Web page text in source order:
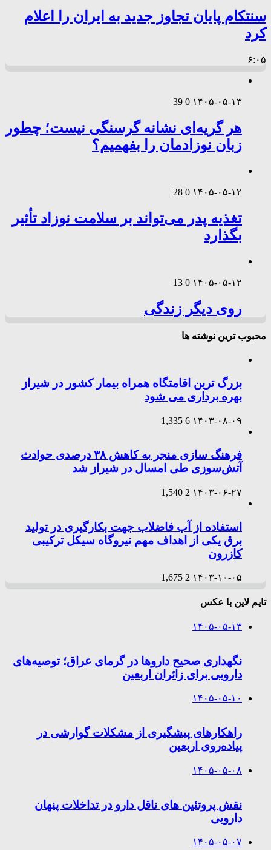
سنتکام پایان تجاوز جدید به ایران را اعلام
کرد
۶:۰۵
۱۴۰۵-۰۵-۱۳ 0
39
هر گریه‌ای نشانه گرسنگی نیست؛ چطور
زبان نوزادمان را بفهمیم؟
۱۴۰۵-۰۵-۱۲ 0
28
تغذیه پدر می‌تواند بر سلامت نوزاد تأثیر
بگذارد
۱۴۰۵-۰۵-۱۲ 0
13
روی دیگر زندگی
محبوب ترین نوشته ها
بزرگ ترین اقامتگاه همراه بیمار کشور در شیراز
بهره برداری می شود
۱۴۰۳-۰۸-۰۹ 6
1,335
فرهنگ سازی منجر به کاهش ۳۸ درصدی حوادث
آتش‌سوزی طی امسال در شیراز شد
۱۴۰۳-۰۶-۲۷ 2
1,540
استفاده از آب فاضلاب جهت بکارگیری در تولید
برق یکی از اهداف مهم نیروگاه سیکل ترکیبی
کازرون
۱۴۰۳-۱۰-۰۵ 2
1,675
تایم لاین با عکس
۱۴۰۵-۰۵-۱۳
نگهداری صحیح داروها در گرمای عراق؛ توصیه‌های
دارویی برای زائران اربعین
۱۴۰۵-۰۵-۱۰
راهکارهای پیشگیری از مشکلات گوارشی در
پیاده‌روی اربعین
۱۴۰۵-۰۵-۰۸
نقش پروتئین های ناقل دارو در تداخلات پنهان
دارویی
۱۴۰۵-۰۵-۰۷